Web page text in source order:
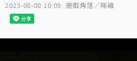
2023-08-08 10:09 遊戲角落／啄雞